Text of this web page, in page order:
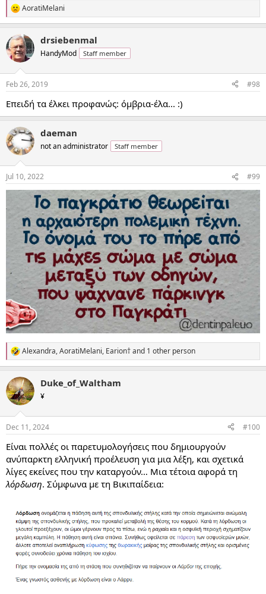
R
e
c
t
i
s
AoratiMelani
drsiebenmal
HandyMod Staff member
Feb 26, 2019 #98
Επειδή τα έλκει προφανώς: όμβρια-έλα... :)
daeman
not an administrator Staff member
Jul 10, 2022 #99
R
e
c
t
i
s
Alexandra,AoratiMelani, Earion†and 1 other person
Duke_of_Waltham
¥
Dec 11, 2024 #100
Είναι πολλές οι παρετυμολογήσεις που δημιουργούν
ανύπαρκτη ελληνική προέλευση για μια λέξη, και σχετικά
λίγες εκείνες που την καταργούν… Μια τέτοια αφορά τη
λόρδωση. Σύμφωνα με τη Βικιπαίδεια: